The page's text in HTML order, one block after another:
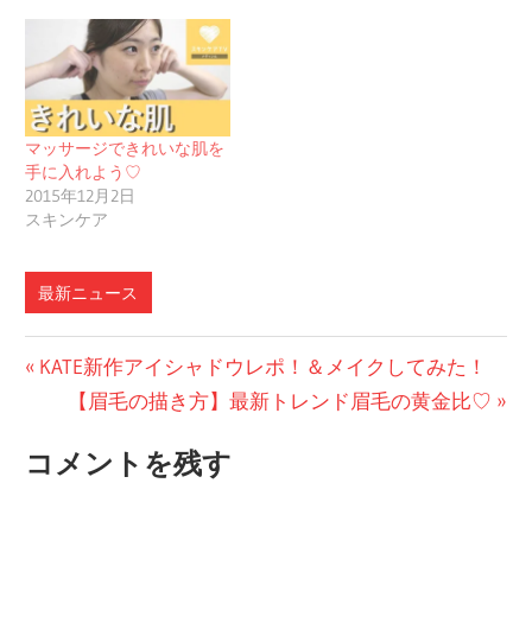
マッサージできれいな肌を
手に入れよう♡
2015年12月2日
スキンケア
最新ニュース
投
ナ
前
稿:
KATE新作アイシャドウレポ！＆メイクしてみた！
次
投
【眉毛の描き方】最新トレンド眉毛の黄金比♡
コメントを残す